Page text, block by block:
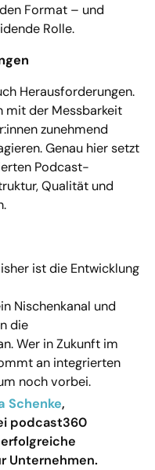
Format – und
Rolle.
Herausforderungen.
mit der Messbarkeit
zunehmend
Genau hier setzt
Podcast-
Qualität und
ist die Entwicklung
Nischenkanal und
die
Wer in Zukunft im
an integrierten
noch vorbei.
Schenke,
podcast360
Unternehmen.